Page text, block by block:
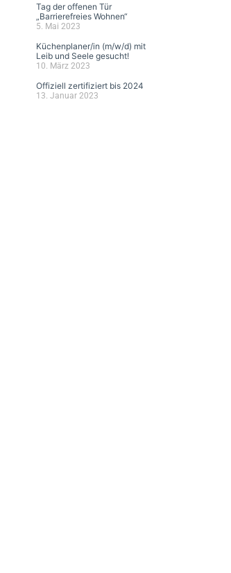
Tag der offenen Tür
„Barrierefreies Wohnen“
5. Mai 2023
Küchenplaner/in (m/w/d) mit
Leib und Seele gesucht!
10. März 2023
Offiziell zertifiziert bis 2024
13. Januar 2023